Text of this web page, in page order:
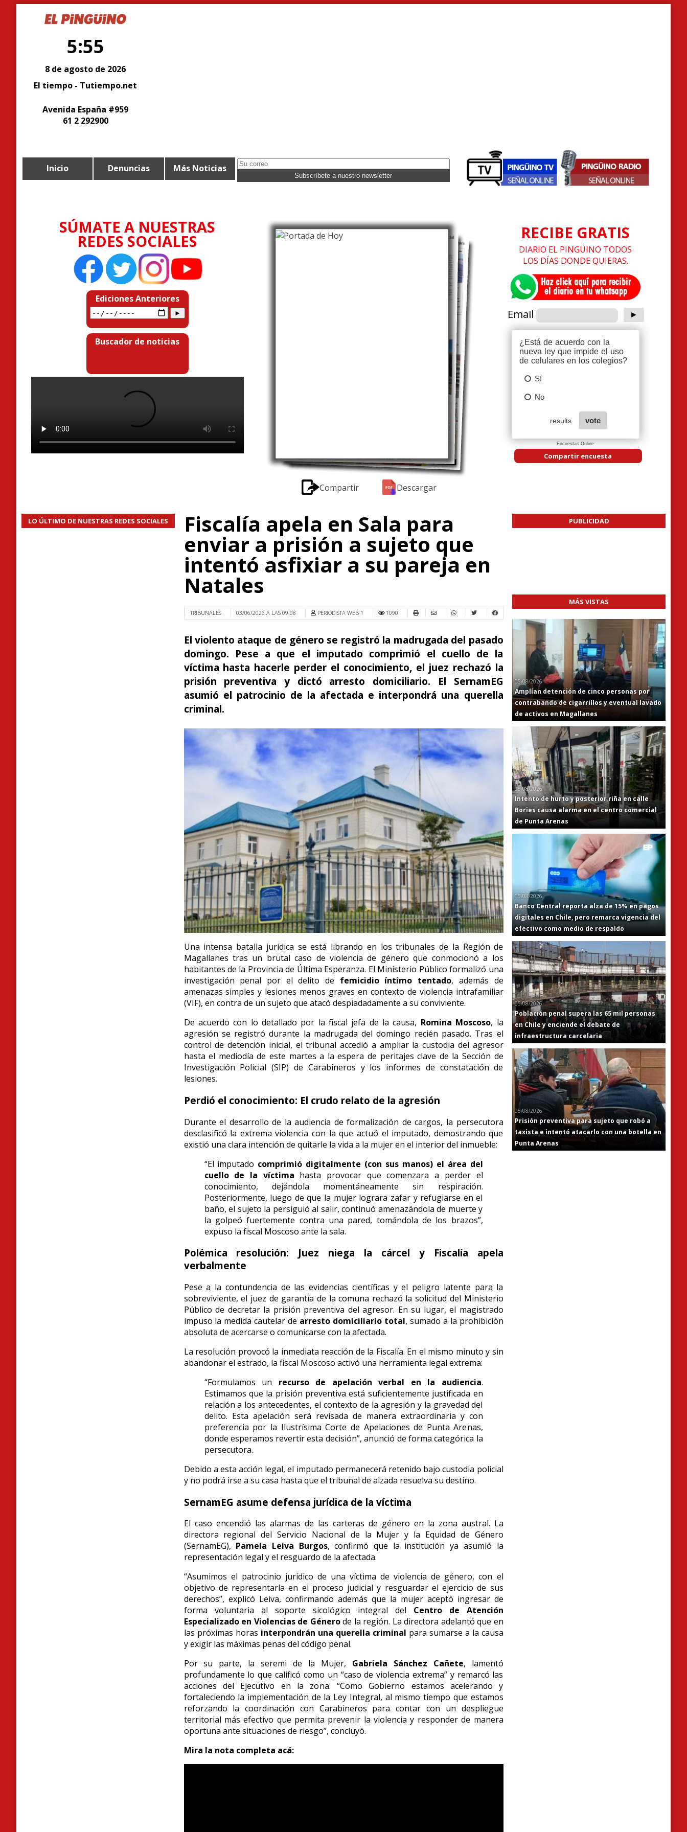
5:55
8 de agosto de 2026
El tiempo - Tutiempo.net
Avenida España #959
61 2 292900
Inicio Denuncias Más Noticias
SÚMATE A NUESTRAS
REDES SOCIALES
Ediciones Anteriores
Buscador de noticias
Compartir Descargar
RECIBE GRATIS
DIARIO EL PINGÜINO TODOS
LOS DÍAS DONDE QUIERAS.
Email
Encuestas Online
Compartir encuesta
LO ÚLTIMO DE NUESTRAS REDES SOCIALES Fiscalía apela en Sala para
enviar a prisión a sujeto que
intentó asfixiar a su pareja en
Natales
TRIBUNALES 03/06/2026 A LAS 09:08 PERIODISTA WEB 1 1090
El violento ataque de género se registró la madrugada del pasado
domingo. Pese a que el imputado comprimió el cuello de la
víctima hasta hacerle perder el conocimiento, el juez rechazó la
prisión preventiva y dictó arresto domiciliario. El SernamEG
asumió el patrocinio de la afectada e interpondrá una querella
criminal.
Una intensa batalla jurídica se está librando en los tribunales de la Región de
Magallanes tras un brutal caso de violencia de género que conmocionó a los
habitantes de la Provincia de Última Esperanza. El Ministerio Público formalizó una
investigación penal por el delito de femicidio íntimo tentado, además de
amenazas simples y lesiones menos graves en contexto de violencia intrafamiliar
(VIF), en contra de un sujeto que atacó despiadadamente a su conviviente.
De acuerdo con lo detallado por la fiscal jefa de la causa, Romina Moscoso, la
agresión se registró durante la madrugada del domingo recién pasado. Tras el
control de detención inicial, el tribunal accedió a ampliar la custodia del agresor
hasta el mediodía de este martes a la espera de peritajes clave de la Sección de
Investigación Policial (SIP) de Carabineros y los informes de constatación de
lesiones.
Perdió el conocimiento: El crudo relato de la agresión
Durante el desarrollo de la audiencia de formalización de cargos, la persecutora
desclasificó la extrema violencia con la que actuó el imputado, demostrando que
existió una clara intención de quitarle la vida a la mujer en el interior del inmueble:
“El imputado comprimió digitalmente (con sus manos) el área del
cuello de la víctima hasta provocar que comenzara a perder el
conocimiento, dejándola momentáneamente sin respiración.
Posteriormente, luego de que la mujer lograra zafar y refugiarse en el
baño, el sujeto la persiguió al salir, continuó amenazándola de muerte y
la golpeó fuertemente contra una pared, tomándola de los brazos”,
expuso la fiscal Moscoso ante la sala.
Polémica resolución: Juez niega la cárcel y Fiscalía apela
verbalmente
Pese a la contundencia de las evidencias científicas y el peligro latente para la
sobreviviente, el juez de garantía de la comuna rechazó la solicitud del Ministerio
Público de decretar la prisión preventiva del agresor. En su lugar, el magistrado
impuso la medida cautelar de arresto domiciliario total, sumado a la prohibición
absoluta de acercarse o comunicarse con la afectada.
La resolución provocó la inmediata reacción de la Fiscalía. En el mismo minuto y sin
abandonar el estrado, la fiscal Moscoso activó una herramienta legal extrema:
“Formulamos un recurso de apelación verbal en la audiencia.
Estimamos que la prisión preventiva está suficientemente justificada en
relación a los antecedentes, el contexto de la agresión y la gravedad del
delito. Esta apelación será revisada de manera extraordinaria y con
preferencia por la Ilustrísima Corte de Apelaciones de Punta Arenas,
donde esperamos revertir esta decisión”, anunció de forma categórica la
persecutora.
Debido a esta acción legal, el imputado permanecerá retenido bajo custodia policial
y no podrá irse a su casa hasta que el tribunal de alzada resuelva su destino.
SernamEG asume defensa jurídica de la víctima
El caso encendió las alarmas de las carteras de género en la zona austral. La
directora regional del Servicio Nacional de la Mujer y la Equidad de Género
(SernamEG), Pamela Leiva Burgos, confirmó que la institución ya asumió la
representación legal y el resguardo de la afectada.
“Asumimos el patrocinio jurídico de una víctima de violencia de género, con el
objetivo de representarla en el proceso judicial y resguardar el ejercicio de sus
derechos”, explicó Leiva, confirmando además que la mujer aceptó ingresar de
forma voluntaria al soporte sicológico integral del Centro de Atención
Especializado en Violencias de Génerode la región. La directora adelantó que en
las próximas horas interpondrán una querella criminal para sumarse a la causa
y exigir las máximas penas del código penal.
Por su parte, la seremi de la Mujer, Gabriela Sánchez Cañete, lamentó
profundamente lo que calificó como un “caso de violencia extrema” y remarcó las
acciones del Ejecutivo en la zona: “Como Gobierno estamos acelerando y
fortaleciendo la implementación de la Ley Integral, al mismo tiempo que estamos
reforzando la coordinación con Carabineros para contar con un despliegue
territorial más efectivo que permita prevenir la violencia y responder de manera
oportuna ante situaciones de riesgo”, concluyó.
Mira la nota completa acá:
PUBLICIDAD
MÁS VISTAS
05/08/2026
Amplían detención de cinco personas por
contrabando de cigarrillos y eventual lavado
de activos en Magallanes
05/08/2026
Intento de hurto y posterior riña en calle
Bories causa alarma en el centro comercial
de Punta Arenas
05/08/2026
Banco Central reporta alza de 15% en pagos
digitales en Chile, pero remarca vigencia del
efectivo como medio de respaldo
05/08/2026
Población penal supera las 65 mil personas
en Chile y enciende el debate de
infraestructura carcelaria
05/08/2026
Prisión preventiva para sujeto que robó a
taxista e intentó atacarlo con una botella en
Punta Arenas